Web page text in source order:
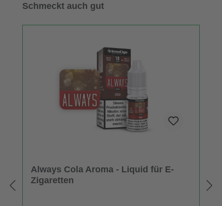
Produktgalerie überspringen
Schmeckt auch gut
Always Cola Aroma - Liquid für E-
Zigaretten